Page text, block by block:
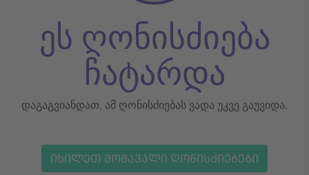
ეს ღონისძიება
ჩატარდა
დაგაგვიანდათ, ამ ღონისძიებას ვადა უკვე გაუვიდა.
ᲘᲮᲘᲚᲔᲗ ᲛᲝᲛᲐᲕᲐᲚᲘ ᲦᲝᲜᲘᲡᲫᲘᲔᲑᲔᲑᲘ